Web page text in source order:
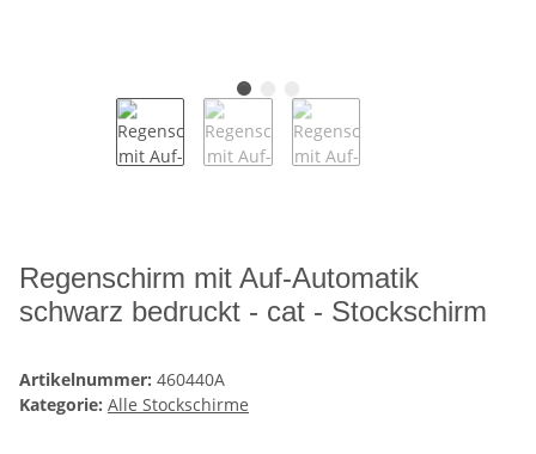
Regenschirm mit Auf-Automatik
schwarz bedruckt - cat - Stockschirm
Artikelnummer: 460440A
Kategorie: Alle Stockschirme